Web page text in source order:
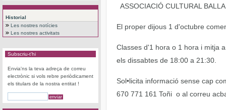
Historial
Les nostres notícies
Les nostres activitats
Subscriu-t'hi
Envia'ns la teva adreça de correu
electrònic si vols rebre periòdicament
els titulars de la nostra entitat !
ASSOCIACIÓ CULTURAL
El proper dijous 1 d'octubre
Classes d'1 hora o 1 hora i mitja
els dissabtes de 18:00 a 21:30.
Sol•licita informació sense cap
670 771 161 Toñi o al correu